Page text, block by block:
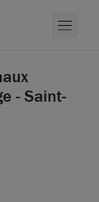
- Saint-